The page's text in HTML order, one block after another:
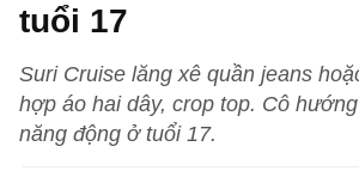
tuổi 17
Suri Cruise lăng xê quần jeans
hợp áo hai dây, crop top. Cô
năng động ở tuổi 17.